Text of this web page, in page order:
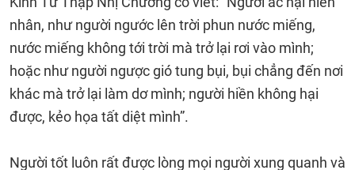
nhân, như người ngước lên trời phun nước miếng,
nước miếng không tới trời mà trở lại rơi vào mình;
hoặc như người ngược gió tung bụi, bụi chẳng đến nơi
khác mà trở lại làm dơ mình; người hiền không hại
được, kẻo họa tất diệt mình”.
Người tốt luôn rất được lòng mọi người xung quanh và